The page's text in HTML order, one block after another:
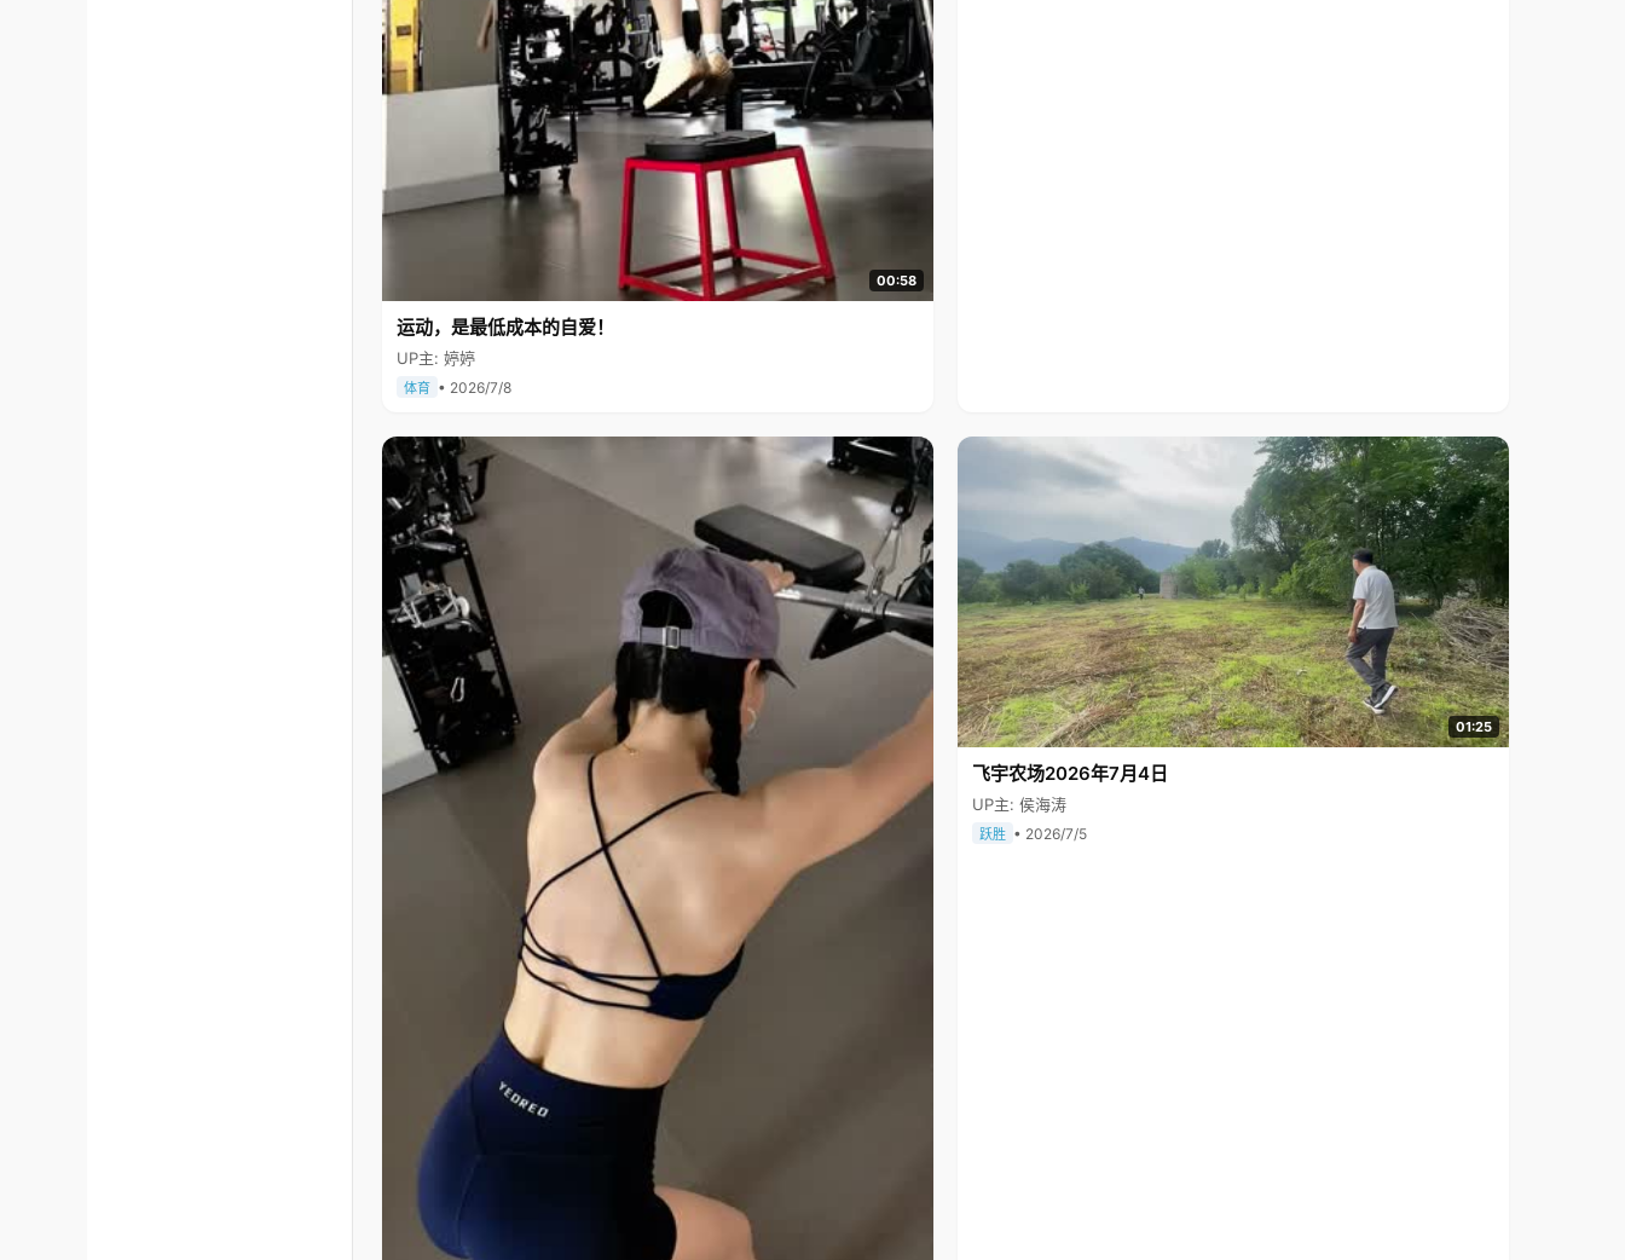
00:58
运动，是最低成本的自爱！
UP主: 婷婷
体育 • 2026/7/8
01:25
飞宇农场2026年7月4日
UP主: 侯海涛
跃胜 • 2026/7/5